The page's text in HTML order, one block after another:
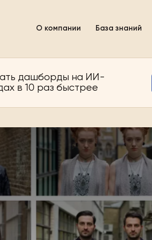
База знаний
О компании
дашборды на ИИ-
в 10 раз быстрее